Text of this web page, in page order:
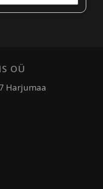
OÜ
Harjumaa